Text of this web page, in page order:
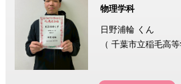
物理学科
日野浦輪 くん
（ 千葉市立稲毛高等